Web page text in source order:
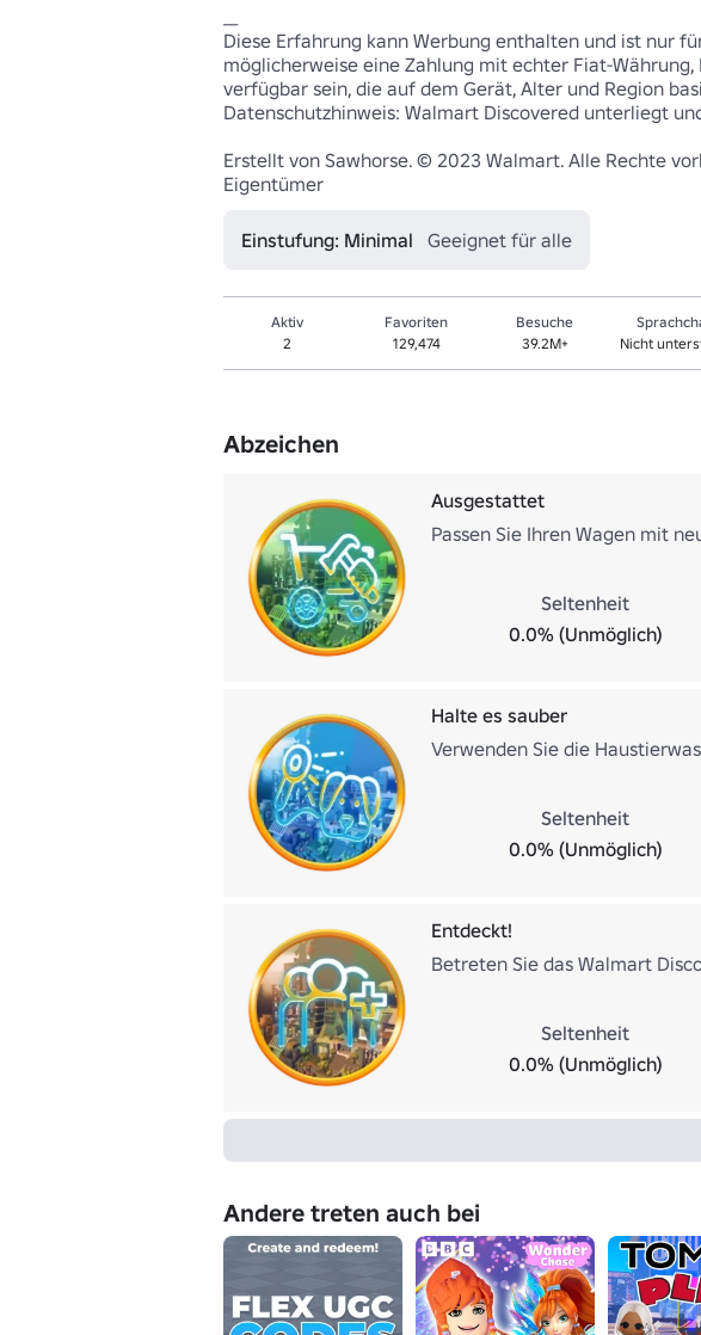
Diese Erfahrung kann Werbung enthalten und ist nur
möglicherweise eine Zahlung mit echter Fiat-
verfügbar sein, die auf dem Gerät, Alter und Region
Datenschutzhinweis: Walmart Discovered unterliegt
Erstellt von Sawhorse. © 2023 Walmart. Alle Rechte
Eigentümer
Einstufung: Minimal Geeignet für alle
Aktiv
2
Favoriten
129,474
Besuche
39.2M+
Nicht
Abzeichen
Ausgestattet
Passen Sie Ihren Wagen mit
Seltenheit
0.0% (Unmöglich)
Halte es sauber
Verwenden Sie die
Seltenheit
0.0% (Unmöglich)
Entdeckt!
Betreten Sie das Walmart
Seltenheit
0.0% (Unmöglich)
Andere treten auch bei